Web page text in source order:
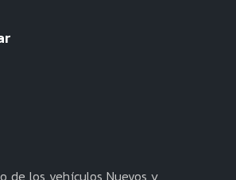
de los vehículos Nuevos y